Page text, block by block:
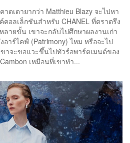
ดเดายากว่า Matthieu Blazy จะไปหา
คอลเล็กชันสำหรับ CHANEL ที่ตราตรึง
ายขั้น เขาจะกลับไปศึกษาผลงานเก่า
อาร์ไคฟ์ (Patrimony) ไหม หรือจะไป
าจะขอแวะขึ้นไปทัวร์อพาร์ตเมนต์ของ
เหมือนที่เขาทำ...